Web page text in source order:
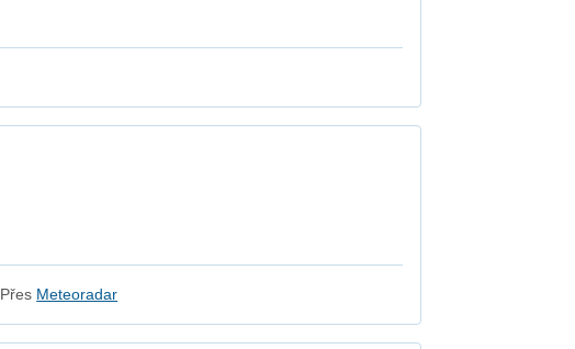
Přes Meteoradar